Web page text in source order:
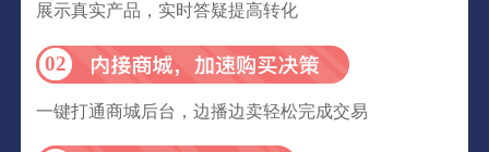
展示真实产品，实时答疑提高转化
02
一键打通商城后台，边播边卖轻松完成交易